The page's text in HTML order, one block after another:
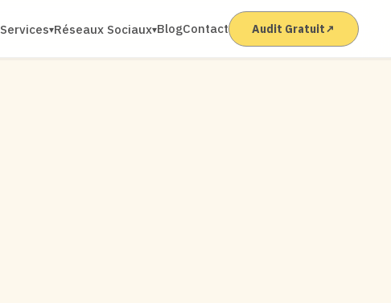
Services▾Réseaux Sociaux▾BlogContact Audit Gratuit↗